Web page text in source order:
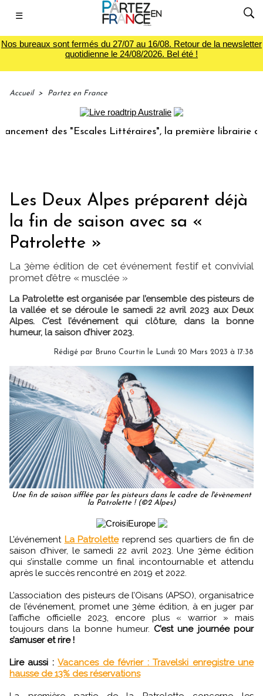
☰
Nos bureaux sont fermés du 27/07 au 16/08. Retour de la newsletter
quotidienne le 24/08/2026. Bel été !
Accueil > Partez en France
des "Escales Littéraires", la première librairie du
Les Deux Alpes préparent déjà
la fin de saison avec sa «
Patrolette »
La 3ème édition de cet événement festif et convivial
promet d’être « musclée »
La Patrolette est organisée par l’ensemble des pisteurs de
la vallée et se déroule le samedi 22 avril 2023 aux Deux
Alpes. C’est l’événement qui clôture, dans la bonne
humeur, la saison d’hiver 2023.
Rédigé par Bruno Courtin le Lundi 20 Mars 2023 à 17:38
Une fin de saison sifflée par les pisteurs dans le cadre de l'évènement
la Patrolette ! (©2 Alpes)
L’événement La Patrolettereprend ses quartiers de fin de
saison d’hiver, le samedi 22 avril 2023. Une 3ème édition
qui s’installe comme un final incontournable et attendu
après le succès rencontré en 2019 et 2022.
L’association des pisteurs de l’Oisans (APSO), organisatrice
de l’événement, promet une 3ème édition, à en juger par
l’affiche officielle 2023, encore plus « warrior » mais
toujours dans la bonne humeur. C’est une journée pour
s’amuser et rire !
Lire aussi : Vacances de février : Travelski enregistre une
hausse de 13% des réservations